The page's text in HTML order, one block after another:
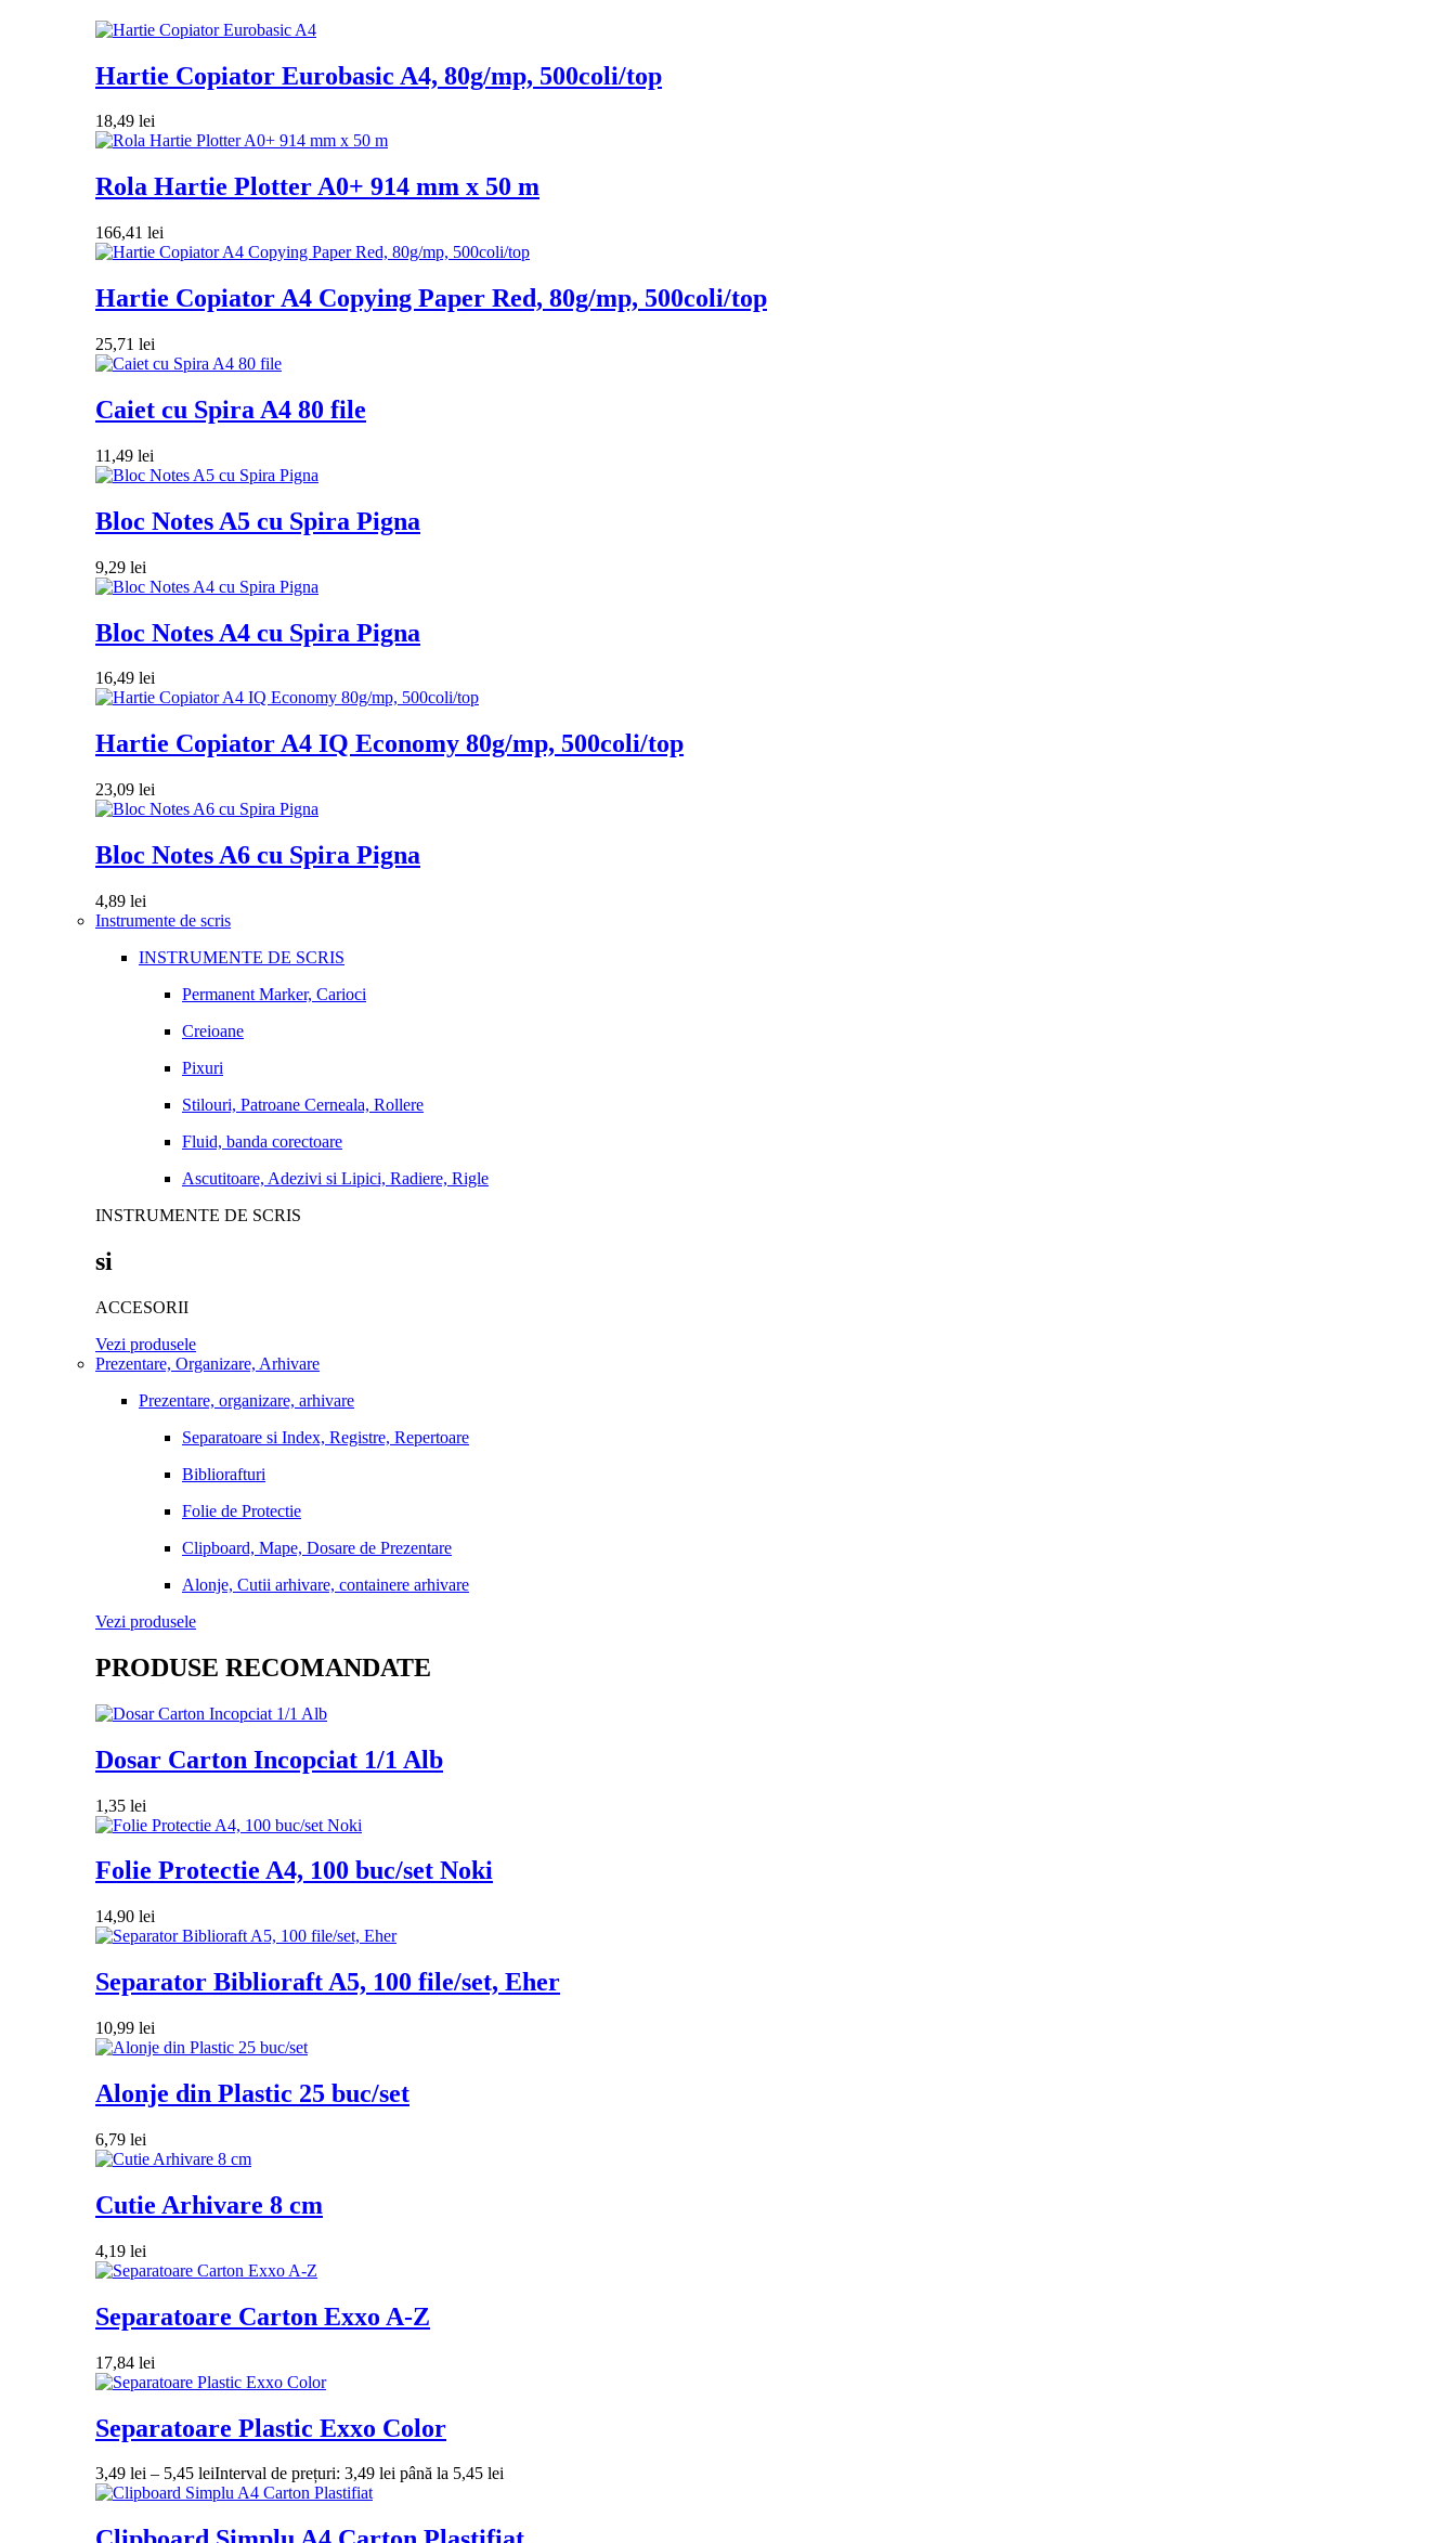
Hartie Copiator Eurobasic A4, 80g/mp, 500coli/top
18,49 lei
Rola Hartie Plotter A0+ 914 mm x 50 m
166,41 lei
Hartie Copiator A4 Copying Paper Red, 80g/mp, 500coli/top
25,71 lei
Caiet cu Spira A4 80 file
11,49 lei
Bloc Notes A5 cu Spira Pigna
9,29 lei
Bloc Notes A4 cu Spira Pigna
16,49 lei
Hartie Copiator A4 IQ Economy 80g/mp, 500coli/top
23,09 lei
Bloc Notes A6 cu Spira Pigna
4,89 lei
Instrumente de scris
INSTRUMENTE DE SCRIS
Permanent Marker, Carioci
Creioane
Pixuri
Stilouri, Patroane Cerneala, Rollere
Fluid, banda corectoare
Ascutitoare, Adezivi si Lipici, Radiere, Rigle
INSTRUMENTE DE SCRIS
si
ACCESORII
Vezi produsele
Prezentare, Organizare, Arhivare
Prezentare, organizare, arhivare
Separatoare si Index, Registre, Repertoare
Bibliorafturi
Folie de Protectie
Clipboard, Mape, Dosare de Prezentare
Alonje, Cutii arhivare, containere arhivare
Vezi produsele
PRODUSE RECOMANDATE
Dosar Carton Incopciat 1/1 Alb
1,35 lei
Folie Protectie A4, 100 buc/set Noki
14,90 lei
Separator Biblioraft A5, 100 file/set, Eher
10,99 lei
Alonje din Plastic 25 buc/set
6,79 lei
Cutie Arhivare 8 cm
4,19 lei
Separatoare Carton Exxo A-Z
17,84 lei
Separatoare Plastic Exxo Color
3,49 lei – 5,45 leiInterval de prețuri: 3,49 lei până la 5,45 lei